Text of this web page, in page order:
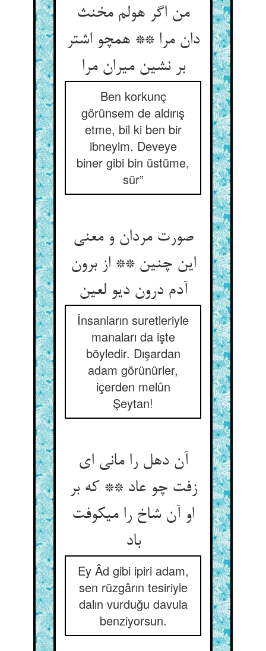
من اگر هولم مخنث
دان مرا ** همچو اشتر
بر نشین می‏ران مرا
Ben korkunç
görünsem de aldırış
etme, bil ki ben bir
ibneyim. Deveye
biner gibi bin üstüme,
sür”
صورت مردان و معنی
این چنین ** از برون
آدم درون دیو لعین‏
İnsanların suretleriyle
manaları da işte
böyledir. Dışardan
adam görünürler,
içerden melûn
Şeytan!
آن دهل را مانی ای
زفت چو عاد ** که بر
او آن شاخ را می‏کوفت
باد
Ey Âd gibi ipiri adam,
sen rüzgârın tesiriyle
dalın vurduğu davula
benziyorsun.